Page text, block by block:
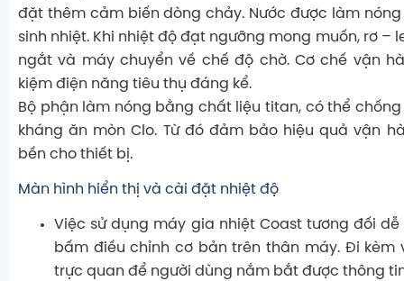
đặt thêm cảm biến dòng chảy. Nước được làm
sinh nhiệt. Khi nhiệt độ đạt ngưỡng mong muốn, rơ –
ngắt và máy chuyển về chế độ chờ. Cơ chế vận
kiệm điện năng tiêu thụ đáng kể.
Bộ phận làm nóng bằng chất liệu titan, có thể
kháng ăn mòn Clo. Từ đó đảm bảo hiệu quả vận
bền cho thiết bị.
Màn hình hiển thị và cài đặt nhiệt độ
Việc sử dụng máy gia nhiệt Coast tương đối
bấm điều chỉnh cơ bản trên thân máy. Đi kèm
trực quan để người dùng nắm bắt được thông